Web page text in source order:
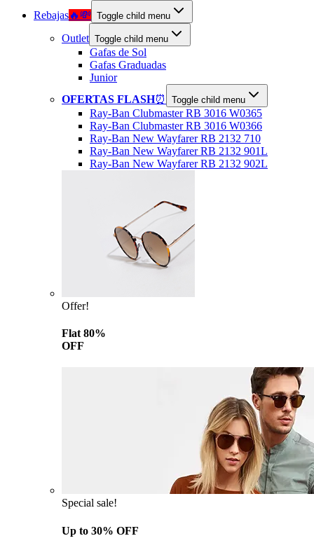
Rebajas🔥💸 Toggle child menu
Outlet Toggle child menu
Gafas de Sol
Gafas Graduadas
Junior
OFERTAS FLASH⏰ Toggle child menu
Ray-Ban Clubmaster RB 3016 W0365
Ray-Ban Clubmaster RB 3016 W0366
Ray-Ban New Wayfarer RB 2132 710
Ray-Ban New Wayfarer RB 2132 901L
Ray-Ban New Wayfarer RB 2132 902L
Offer!
Flat 80%
OFF
Special sale!
Up to 30% OFF